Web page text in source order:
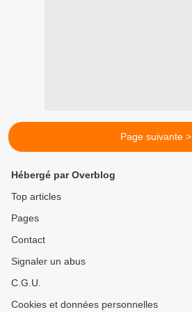
Page suivante >
Hébergé par Overblog
Top articles
Pages
Contact
Signaler un abus
C.G.U.
Cookies et données personnelles